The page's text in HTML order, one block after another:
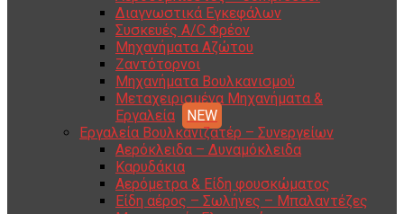
Διαγνωστικά Εγκεφάλων
Συσκευές A/C Φρέον
Μηχανήματα Αζώτου
Ζαντότορνοι
Μηχανήματα Βουλκανισμού
Μεταχειρισμένα Μηχανήματα &
Εργαλεία
Εργαλεία Βουλκανιζατέρ – Συνεργείων
Αερόκλειδα – Δυναμόκλειδα
Καρυδάκια
Αερόμετρα & Είδη φουσκώματος
Είδη αέρος – Σωλήνες – Μπαλαντέζες